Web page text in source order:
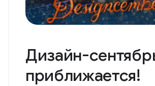
Дизайн-
приближается!